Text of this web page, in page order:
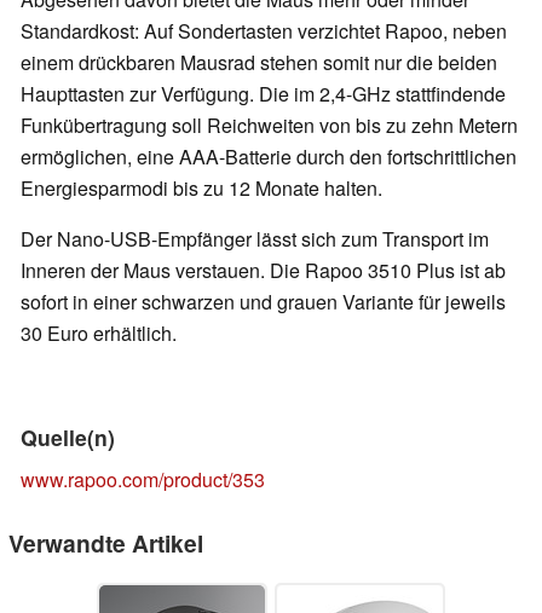
Standardkost: Auf Sondertasten verzichtet Rapoo, neben
einem drückbaren Mausrad stehen somit nur die beiden
Haupttasten zur Verfügung. Die im 2,4-GHz stattfindende
Funkübertragung soll Reichweiten von bis zu zehn Metern
ermöglichen, eine AAA-Batterie durch den fortschrittlichen
Energiesparmodi bis zu 12 Monate halten.
Der Nano-USB-Empfänger lässt sich zum Transport im
Inneren der Maus verstauen. Die Rapoo 3510 Plus ist ab
sofort in einer schwarzen und grauen Variante für jeweils
30 Euro erhältlich.
Quelle(n)
www.rapoo.com/product/353
Verwandte Artikel